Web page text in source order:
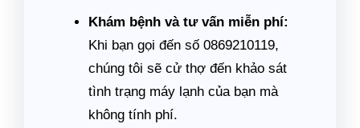
Khám bệnh và tư vấn miễn phí:
Khi bạn gọi đến số 0869210119,
chúng tôi sẽ cử thợ đến khảo sát
tình trạng máy lạnh của bạn mà
không tính phí.